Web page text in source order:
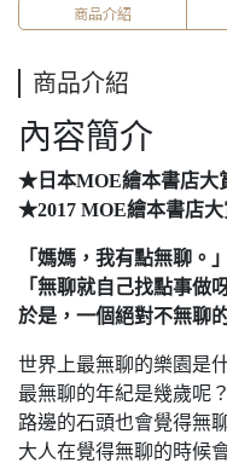
商品介紹
商品介紹
內容簡介
★日本MOE繪本書店大
★2017 MOE繪本書店大
「媽媽，我有點無聊。」
「無聊就自己找點事做
於是，一個絕對不無聊
世界上最無聊的樂園是
最無聊的年紀是幾歲呢？
路邊的石頭也會覺得無
大人在覺得無聊的時候